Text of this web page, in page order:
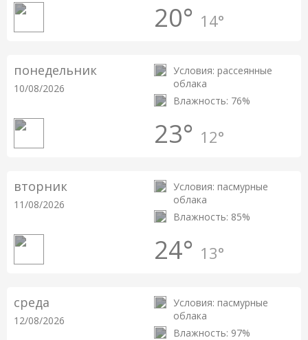
20° 14°
понедельник
10/08/2026
Условия: рассеянные
облака
Влажность: 76%
23° 12°
вторник
11/08/2026
Условия: пасмурные
облака
Влажность: 85%
24° 13°
среда
12/08/2026
Условия: пасмурные
облака
Влажность: 97%